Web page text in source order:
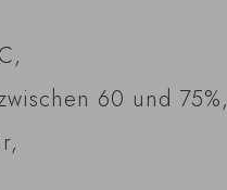
60 und 75%,